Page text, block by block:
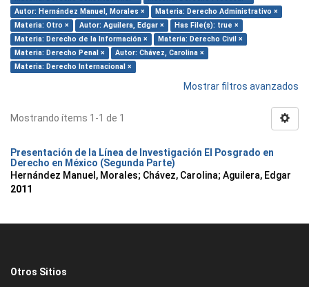
Autor: Hernández Manuel, Morales ×
Materia: Derecho Administrativo ×
Materia: Otro ×
Autor: Aguilera, Edgar ×
Has File(s): true ×
Materia: Derecho de la Información ×
Materia: Derecho Civil ×
Materia: Derecho Penal ×
Autor: Chávez, Carolina ×
Materia: Derecho Internacional ×
Mostrar filtros avanzados
Mostrando ítems 1-1 de 1
Presentación de la Línea de Investigación El Posgrado en
Derecho en México (Segunda Parte)
Hernández Manuel, Morales; Chávez, Carolina; Aguilera, Edgar
2011
Otros Sitios